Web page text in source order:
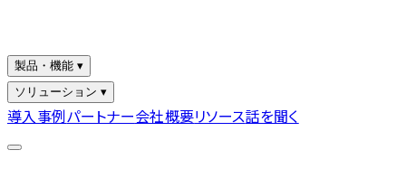
製品・機能 ▾
ソリューション ▾
導入事例パートナー会社概要リソース話を聞く